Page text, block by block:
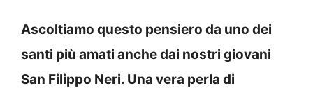
Ascoltiamo questo pensiero da uno dei
santi più amati anche dai nostri giovani
San Filippo Neri. Una vera perla di